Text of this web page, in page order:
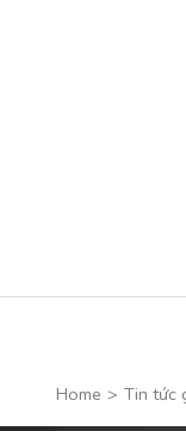
Home > Tin tức